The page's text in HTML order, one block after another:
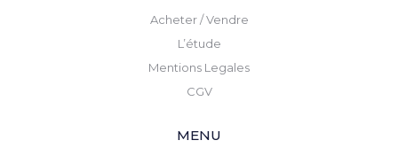
Acheter / Vendre
L’étude
Mentions Legales
CGV
MENU